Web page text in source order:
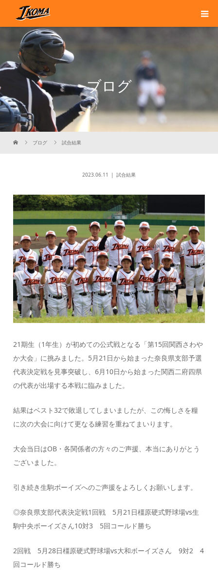
ブログ
ブログ 試合結果
2023.06.11 試合結果
21期生（1年生）が初めての公式戦となる「第15回関西さわや
か大会」に挑みました。 5月21日から始まった奈良県支部予選
代表決定戦を見事突破し、6月10日から始まった関西二府四県
の代表が出場する本戦に臨みました。
結果はベスト32で敗退してしまいましたが、この悔しさを糧
に次の大会に向けて更なる練習を重ねてまいります。
大会当日はOB・各関係者の方々のご声援、本当にありがとう
ございました。
引き続き生駒ボーイズへのご声援をよろしくお願いします。
◎奈良県支部代表決定戦1回戦 5月21日橿原硬式野球場vs生
駒中央ボーイズさん10対3 5回コールド勝ち
2回戦 5月28日橿原硬式野球場vs大和ボーイズさん 9対2 4
回コールド勝ち